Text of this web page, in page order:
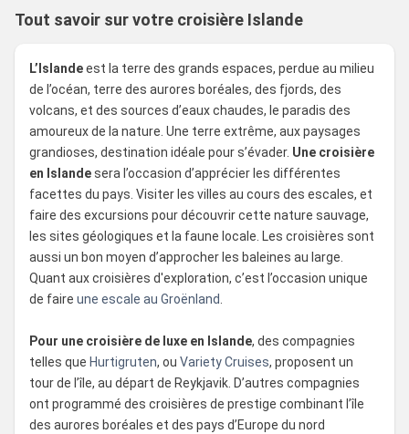
Tout savoir sur votre croisière Islande
L’Islandeest la terre des grands espaces, perdue au milieu
de l’océan, terre des aurores boréales, des fjords, des
volcans, et des sources d’eaux chaudes, le paradis des
amoureux de la nature. Une terre extrême, aux paysages
grandioses, destination idéale pour s’évader. Une croisière
en Islandesera l’occasion d’apprécier les différentes
facettes du pays. Visiter les villes au cours des escales, et
faire des excursions pour découvrir cette nature sauvage,
les sites géologiques et la faune locale. Les croisières sont
aussi un bon moyen d’approcher les baleines au large.
Quant aux croisières d'exploration, c’est l’occasion unique
de faire une escale au Groënland
Pour une croisière de luxe en Islande, des compagnies
telles que Hurtigruten, ou Variety Cruises, proposent un
tour de l’île, au départ de Reykjavik. D’autres compagnies
ont programmé des croisières de prestige combinant l’île
des aurores boréales et des pays d’Europe du nord